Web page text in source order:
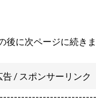
後に次ページに続き
告 / スポンサーリンク